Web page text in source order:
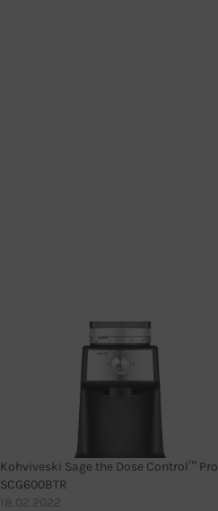
Kohviveski Sage the Dose Control™ Pro
SCG600BTR
18.02.2022